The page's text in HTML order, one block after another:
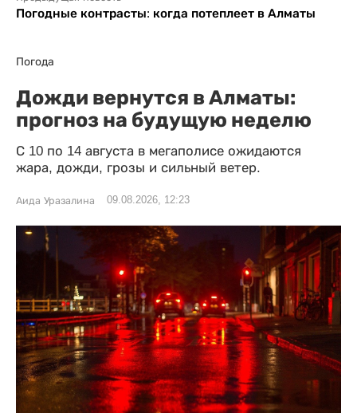
Погодные контрасты: когда потеплеет в Алматы
Погода
Дожди вернутся в Алматы:
прогноз на будущую неделю
С 10 по 14 августа в мегаполисе ожидаются
жара, дожди, грозы и сильный ветер.
Аида Уразалина 09.08.2026, 12:23